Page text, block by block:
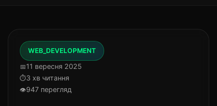
WEB_DEVELOPMENT
11 вересня 2025
3 хв читання
947 перегляд